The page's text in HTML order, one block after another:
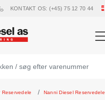
KONTAKT OS: (+45) 75 12 70 44
Reservedele Nanni Diesel Reservedele